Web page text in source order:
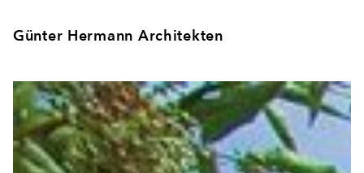
Günter Hermann Architekten